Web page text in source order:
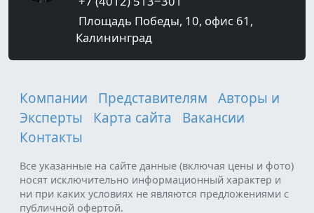
Площадь Победы, 10, офис 61,
Калининград
Компании Представителям
Авторы и
Эксперты
Карта сайта
Вакансии
Контакты
Все указанные на сайте данные (включая цены и фото)
носят исключительно информационный характер и
ни при каких условиях не являются предложениями с
публичной офертой.